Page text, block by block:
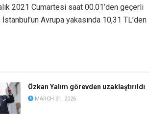
2021 Cumartesi saat 00.01’den geçerli
Avrupa yakasında 10,31 TL’den
Özkan Yalım görevden uzaklaştırıldı
MARCH 31, 2026